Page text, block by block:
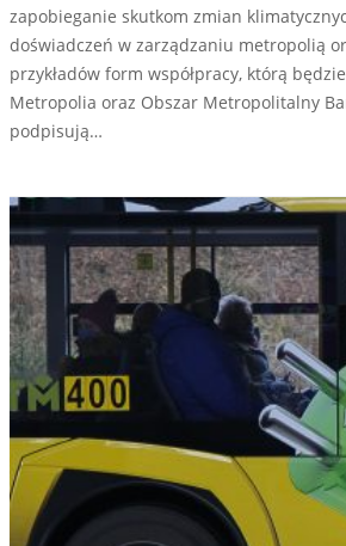
zapobieganie skutkom zmian
doświadczeń w zarządzaniu metropolią
przykładów form współpracy, którą
Metropolia oraz Obszar Metropolitalny
podpisują…